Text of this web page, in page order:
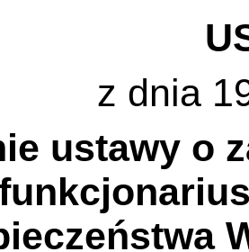
z dnia
ustawy o